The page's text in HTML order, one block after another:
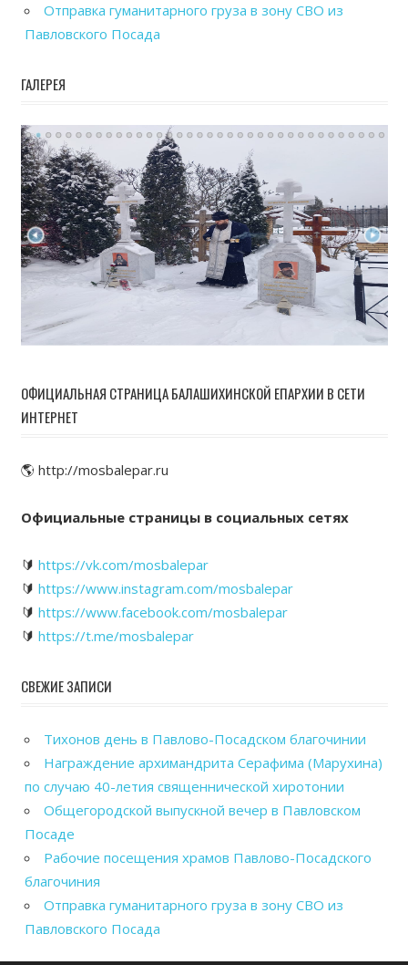
Отправка гуманитарного груза в зону СВО из
Павловского Посада
ГАЛЕРЕЯ
ОФИЦИАЛЬНАЯ СТРАНИЦА БАЛАШИХИНСКОЙ ЕПАРХИИ В СЕТИ
ИНТЕРНЕТ
🌎 http://mosbalepar.ru
Официальные страницы в социальных сетях
🔰 https://vk.com/mosbalepar
🔰 https://www.instagram.com/mosbalepar
🔰 https://www.facebook.com/mosbalepar
🔰 https://t.me/mosbalepar
СВЕЖИЕ ЗАПИСИ
Тихонов день в Павлово-Посадском благочинии
Награждение архимандрита Серафима (Марухина)
по случаю 40-летия священнической хиротонии
Общегородской выпускной вечер в Павловском
Посаде
Рабочие посещения храмов Павлово-Посадского
благочиния
Отправка гуманитарного груза в зону СВО из
Павловского Посада